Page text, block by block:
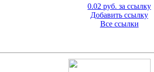
0.02 руб. за ссылку
Добавить ссылку
Все ссылки